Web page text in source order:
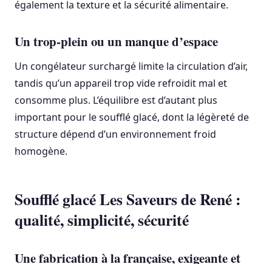
également la texture et la sécurité alimentaire.
Un trop-plein ou un manque d’espace
Un congélateur surchargé limite la circulation d’air,
tandis qu’un appareil trop vide refroidit mal et
consomme plus. L’équilibre est d’autant plus
important pour le soufflé glacé, dont la légèreté de
structure dépend d’un environnement froid
homogène.
Soufflé glacé Les Saveurs de René :
qualité, simplicité, sécurité
Une fabrication à la française, exigeante et